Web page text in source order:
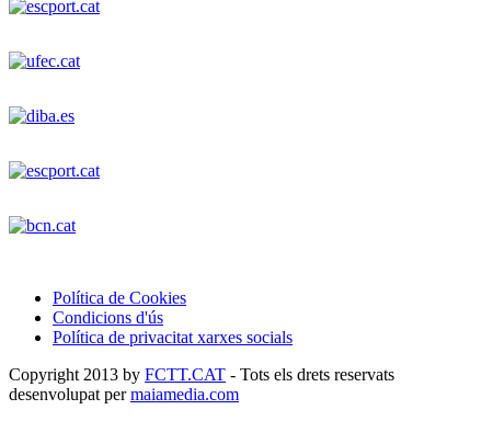
Política de Cookies
Condicions d'ús
Política de privacitat xarxes socials
Copyright 2013 by FCTT.CAT - Tots els drets reservats
desenvolupat permaiamedia.com